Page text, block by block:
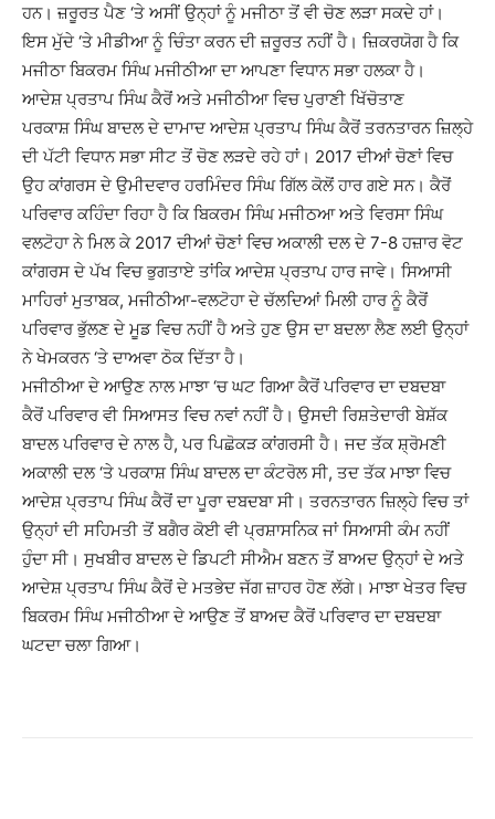
ਹਨ। ਜ਼ਰੂਰਤ ਪੈਣ ‘ਤੇ ਅਸੀਂ ਉਨ੍ਹਾਂ ਨੂੰ ਮਜੀਠਾ ਤੋਂ ਵੀ ਚੋਣ ਲੜਾ ਸਕਦੇ ਹਾਂ।
ਇਸ ਮੁੱਦੇ ‘ਤੇ ਮੀਡੀਆ ਨੂੰ ਚਿੰਤਾ ਕਰਨ ਦੀ ਜ਼ਰੂਰਤ ਨਹੀਂ ਹੈ। ਜ਼ਿਕਰਯੋਗ ਹੈ ਕਿ
ਮਜੀਠਾ ਬਿਕਰਮ ਸਿੰਘ ਮਜੀਠੀਆ ਦਾ ਆਪਣਾ ਵਿਧਾਨ ਸਭਾ ਹਲਕਾ ਹੈ।
ਆਦੇਸ਼ ਪ੍ਰਤਾਪ ਸਿੰਘ ਕੈਰੋਂ ਅਤੇ ਮਜੀਠੀਆ ਵਿਚ ਪੁਰਾਣੀ ਖਿੱਚੋਤਾਣ
ਪਰਕਾਸ਼ ਸਿੰਘ ਬਾਦਲ ਦੇ ਦਾਮਾਦ ਆਦੇਸ਼ ਪ੍ਰਤਾਪ ਸਿੰਘ ਕੈਰੋਂ ਤਰਨਤਾਰਨ ਜ਼ਿਲ੍ਹੇ
ਦੀ ਪੱਟੀ ਵਿਧਾਨ ਸਭਾ ਸੀਟ ਤੋਂ ਚੋਣ ਲੜਦੇ ਰਹੇ ਹਾਂ। 2017 ਦੀਆਂ ਚੋਣਾਂ ਵਿਚ
ਉਹ ਕਾਂਗਰਸ ਦੇ ਉਮੀਦਵਾਰ ਹਰਮਿੰਦਰ ਸਿੰਘ ਗਿੱਲ ਕੋਲੋਂ ਹਾਰ ਗਏ ਸਨ। ਕੈਰੋਂ
ਪਰਿਵਾਰ ਕਹਿੰਦਾ ਰਿਹਾ ਹੈ ਕਿ ਬਿਕਰਮ ਸਿੰਘ ਮਜੀਠਆ ਅਤੇ ਵਿਰਸਾ ਸਿੰਘ
ਵਲਟੋਹਾ ਨੇ ਮਿਲ ਕੇ 2017 ਦੀਆਂ ਚੋਣਾਂ ਵਿਚ ਅਕਾਲੀ ਦਲ ਦੇ 7-8 ਹਜ਼ਾਰ ਵੋਟ
ਕਾਂਗਰਸ ਦੇ ਪੱਖ ਵਿਚ ਭੁਗਤਾਏ ਤਾਂਕਿ ਆਦੇਸ਼ ਪ੍ਰਤਾਪ ਹਾਰ ਜਾਵੇ। ਸਿਆਸੀ
ਮਾਹਿਰਾਂ ਮੁਤਾਬਕ, ਮਜੀਠੀਆ-ਵਲਟੋਹਾ ਦੇ ਚੱਲਦਿਆਂ ਮਿਲੀ ਹਾਰ ਨੂੰ ਕੈਰੋਂ
ਪਰਿਵਾਰ ਭੁੱਲਣ ਦੇ ਮੂਡ ਵਿਚ ਨਹੀਂ ਹੈ ਅਤੇ ਹੁਣ ਉਸ ਦਾ ਬਦਲਾ ਲੈਣ ਲਈ ਉਨ੍ਹਾਂ
ਨੇ ਖੇਮਕਰਨ ‘ਤੇ ਦਾਅਵਾ ਠੋਕ ਦਿੱਤਾ ਹੈ।
ਮਜੀਠੀਆ ਦੇ ਆਉਣ ਨਾਲ ਮਾਝਾ ‘ਚ ਘਟ ਗਿਆ ਕੈਰੋਂ ਪਰਿਵਾਰ ਦਾ ਦਬਦਬਾ
ਕੈਰੋਂ ਪਰਿਵਾਰ ਵੀ ਸਿਆਸਤ ਵਿਚ ਨਵਾਂ ਨਹੀਂ ਹੈ। ਉਸਦੀ ਰਿਸ਼ਤੇਦਾਰੀ ਬੇਸ਼ੱਕ
ਬਾਦਲ ਪਰਿਵਾਰ ਦੇ ਨਾਲ ਹੈ, ਪਰ ਪਿਛੋਕੜ ਕਾਂਗਰਸੀ ਹੈ। ਜਦ ਤੱਕ ਸ਼੍ਰੋਮਣੀ
ਅਕਾਲੀ ਦਲ ‘ਤੇ ਪਰਕਾਸ਼ ਸਿੰਘ ਬਾਦਲ ਦਾ ਕੰਟਰੋਲ ਸੀ, ਤਦ ਤੱਕ ਮਾਝਾ ਵਿਚ
ਆਦੇਸ਼ ਪ੍ਰਤਾਪ ਸਿੰਘ ਕੈਰੋਂ ਦਾ ਪੂਰਾ ਦਬਦਬਾ ਸੀ। ਤਰਨਤਾਰਨ ਜ਼ਿਲ੍ਹੇ ਵਿਚ ਤਾਂ
ਉਨ੍ਹਾਂ ਦੀ ਸਹਿਮਤੀ ਤੋਂ ਬਗੈਰ ਕੋਈ ਵੀ ਪ੍ਰਸ਼ਾਸਨਿਕ ਜਾਂ ਸਿਆਸੀ ਕੰਮ ਨਹੀਂ
ਹੁੰਦਾ ਸੀ। ਸੁਖਬੀਰ ਬਾਦਲ ਦੇ ਡਿਪਟੀ ਸੀਐਮ ਬਣਨ ਤੋਂ ਬਾਅਦ ਉਨ੍ਹਾਂ ਦੇ ਅਤੇ
ਆਦੇਸ਼ ਪ੍ਰਤਾਪ ਸਿੰਘ ਕੈਰੋਂ ਦੇ ਮਤਭੇਦ ਜੱਗ ਜ਼ਾਹਰ ਹੋਣ ਲੱਗੇ। ਮਾਝਾ ਖੇਤਰ ਵਿਚ
ਬਿਕਰਮ ਸਿੰਘ ਮਜੀਠੀਆ ਦੇ ਆਉਣ ਤੋਂ ਬਾਅਦ ਕੈਰੋਂ ਪਰਿਵਾਰ ਦਾ ਦਬਦਬਾ
ਘਟਦਾ ਚਲਾ ਗਿਆ।